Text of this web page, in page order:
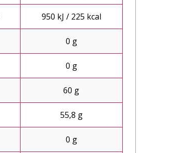
950 kJ / 225 kcal
0 g
0 g
60 g
55,8 g
0 g